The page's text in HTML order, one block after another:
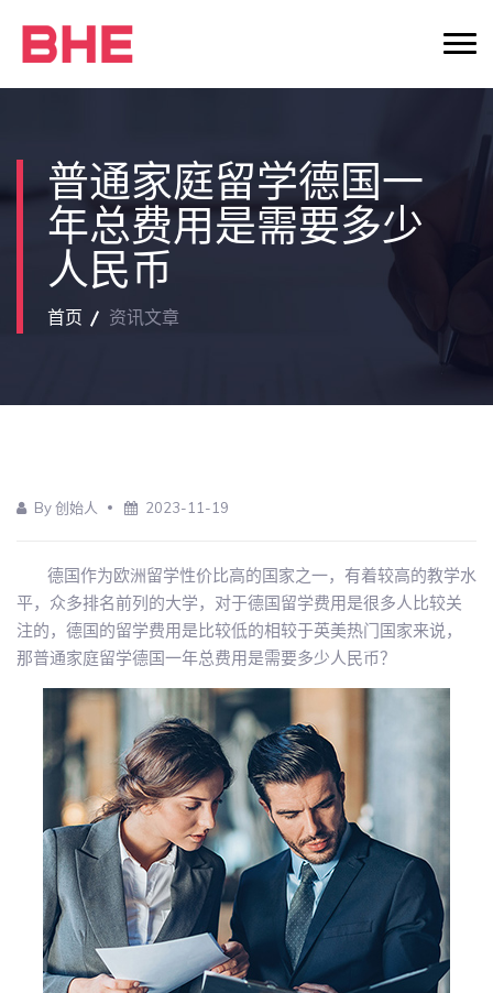
普通家庭留学德国一
年总费用是需要多少
人民币
首页 资讯文章
By 创始人 2023-11-19
德国作为欧洲留学性价比高的国家之一，有着较高的教学水
平，众多排名前列的大学，对于德国留学费用是很多人比较关
注的，德国的留学费用是比较低的相较于英美热门国家来说，
那普通家庭留学德国一年总费用是需要多少人民币？